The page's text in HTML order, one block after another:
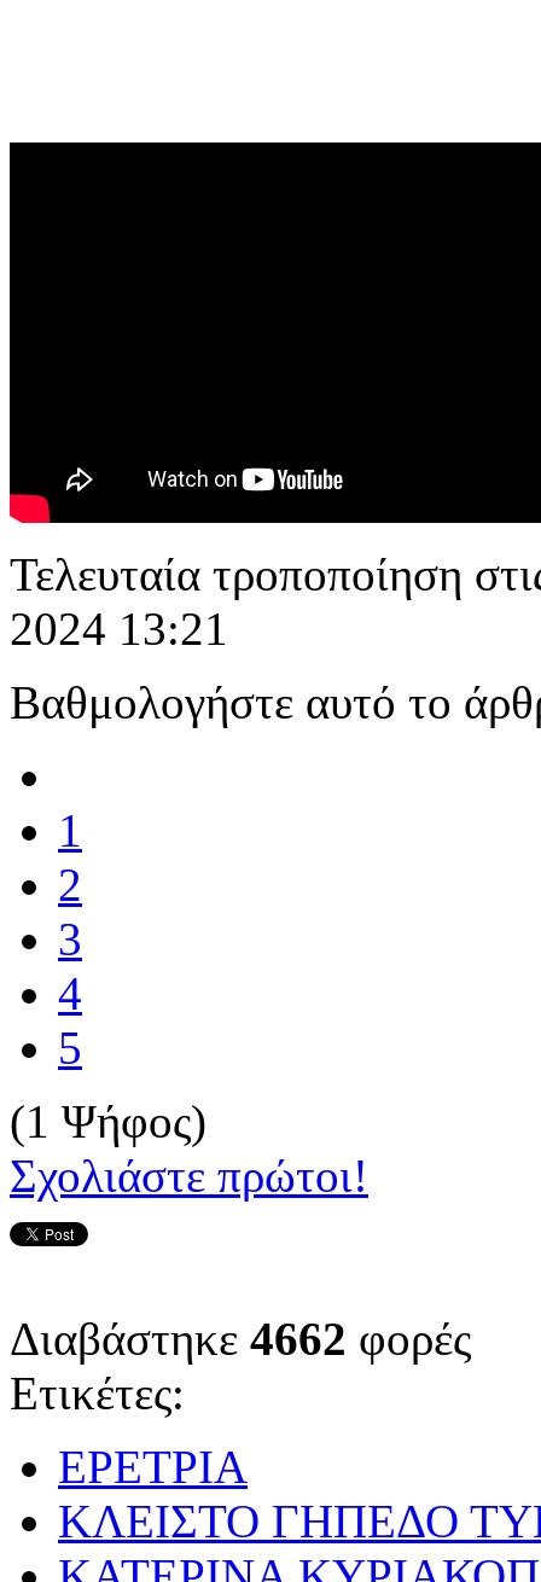
Τελευταία τροποποίηση
2024 13:21
Βαθμολογήστε αυτό το
1
2
3
4
5
(1 Ψήφος)
Σχολιάστε πρώτοι!
Διαβάστηκε 4662 φορές
Ετικέτες:
ΕΡΕΤΡΙΑ
ΚΛΕΙΣΤΟ ΓΗΠΕΔΟ